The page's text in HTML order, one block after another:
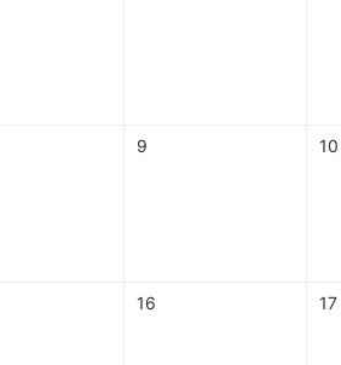
9 10
16 17